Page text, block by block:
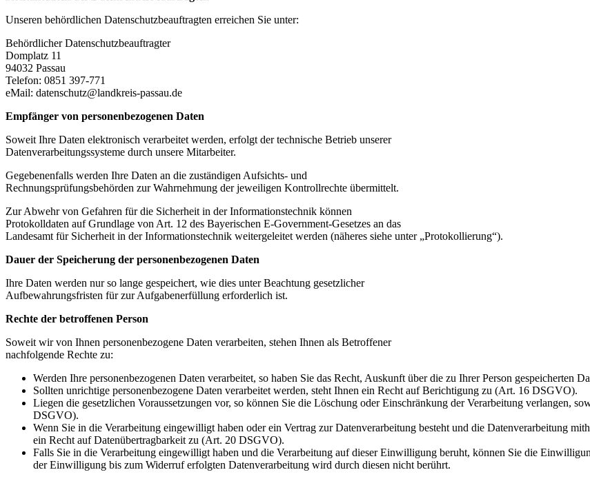
Unseren behördlichen Datenschutzbeauftragten erreichen Sie unter:
Behördlicher Datenschutzbeauftragter
Domplatz 11
94032 Passau
Telefon: 0851 397-771
eMail: datenschutz@landkreis-passau.de
Empfänger von personenbezogenen Daten
Soweit Ihre Daten elektronisch verarbeitet werden, erfolgt der technische Betrieb unserer
Datenverarbeitungssysteme durch unsere Mitarbeiter.
Gegebenenfalls werden Ihre Daten an die zuständigen Aufsichts- und
Rechnungsprüfungsbehörden zur Wahrnehmung der jeweiligen Kontrollrechte übermittelt.
Zur Abwehr von Gefahren für die Sicherheit in der Informationstechnik können
Protokolldaten auf Grundlage von Art. 12 des Bayerischen E-Government-Gesetzes an das
Landesamt für Sicherheit in der Informationstechnik weitergeleitet werden (näheres siehe unter „Protokollierung“).
Dauer der Speicherung der personenbezogenen Daten
Ihre Daten werden nur so lange gespeichert, wie dies unter Beachtung gesetzlicher
Aufbewahrungsfristen für zur Aufgabenerfüllung erforderlich ist.
Rechte der betroffenen Person
Soweit wir von Ihnen personenbezogene Daten verarbeiten, stehen Ihnen als Betroffener
nachfolgende Rechte zu:
Werden Ihre personenbezogenen Daten verarbeitet, so haben Sie das Recht, Auskunft über die zu Ihrer Person gespeicherten
Sollten unrichtige personenbezogene Daten verarbeitet werden, steht Ihnen ein Recht auf Berichtigung zu (Art. 16 DSGVO).
Liegen die gesetzlichen Voraussetzungen vor, so können Sie die Löschung oder Einschränkung der Verarbeitung verlangen,
DSGVO).
Wenn Sie in die Verarbeitung eingewilligt haben oder ein Vertrag zur Datenverarbeitung besteht und die Datenverarbeitung
ein Recht auf Datenübertragbarkeit zu (Art. 20 DSGVO).
Falls Sie in die Verarbeitung eingewilligt haben und die Verarbeitung auf dieser Einwilligung beruht, können Sie die
der Einwilligung bis zum Widerruf erfolgten Datenverarbeitung wird durch diesen nicht berührt.